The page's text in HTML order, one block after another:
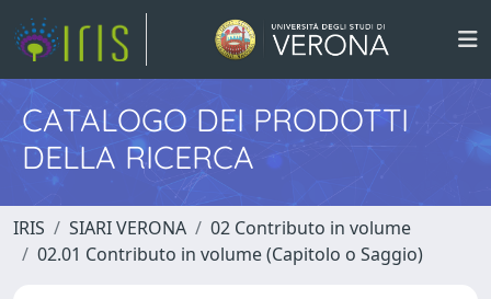
CATALOGO DEI PRODOTTI
DELLA RICERCA
IRIS SIARI VERONA
02 Contributo in volume
02.01 Contributo in volume (Capitolo o Saggio)